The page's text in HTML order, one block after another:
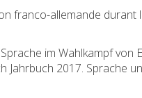
franco-allemande durant
im Wahlkampf
2017. Sprache